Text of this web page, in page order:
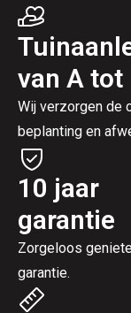
van A
Wij verzorgen de
beplanting en
10 jaar
garantie
Zorgeloos
garantie.